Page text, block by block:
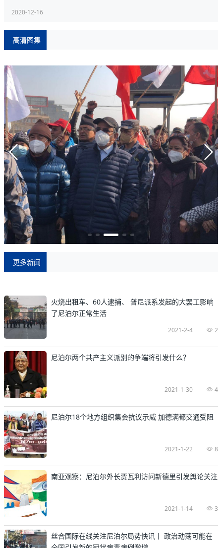
2020-12-16
高清图集
更多新闻
火烧出租车、60人逮捕、 普尼派系发起的大罢工影响
了尼泊尔正常生活
2021-2-4 2
尼泊尔两个共产主义派别的争端将引发什么？
2021-1-30 4
尼泊尔18个地方组织集会抗议示威 加德满都交通受阻
2021-1-22 8
南亚观察：尼泊尔外长贾瓦利访问新德里引发舆论关注
2021-1-14 3
丝合国际在线关注尼泊尔局势快讯丨 政治动荡可能在